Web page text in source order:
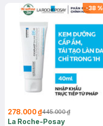
-38 %
278.000 ₫445.000 ₫
La Roche-Posay